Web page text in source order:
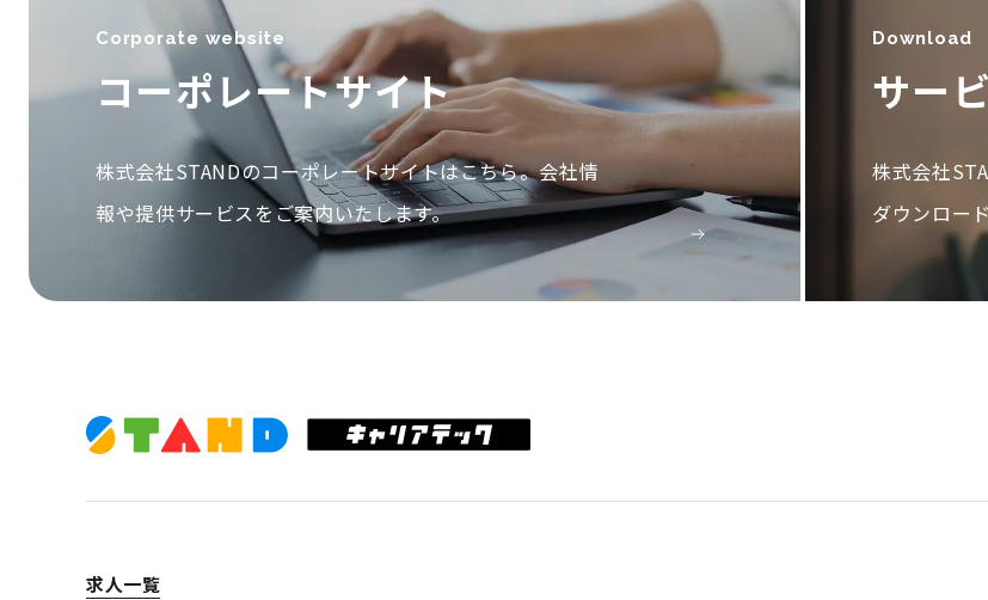
Corporate website
コーポレートサイト
株式会社STANDのコーポレートサイトはこちら。会社情
報や提供サービスをご案内いたします。
Download
サー
株式会社
ダウンロー
求人一覧